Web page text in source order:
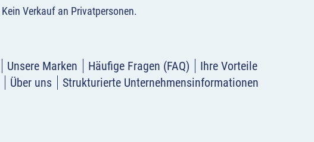
Kein Verkauf an Privatpersonen.
Unsere Marken Häufige Fragen (FAQ)
Ihre Vorteile
Über uns Strukturierte Unternehmensinformationen